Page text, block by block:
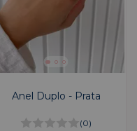
Anel Duplo - Prata
(0)